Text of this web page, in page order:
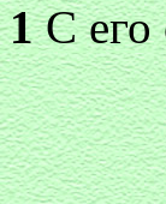
1С его